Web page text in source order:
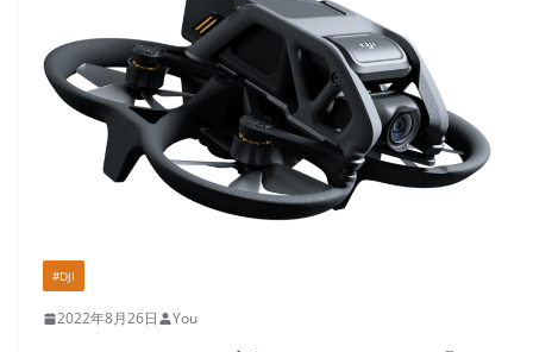
#DJI
2022年8月26日 You